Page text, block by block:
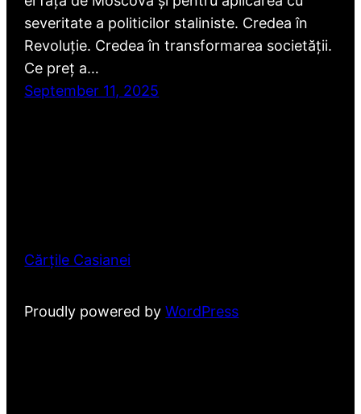
severitate a politicilor staliniste. Credea în
Revoluție. Credea în transformarea societății.
Ce preț a…
September 11, 2025
Cărțile Casianei
Proudly powered byWordPress